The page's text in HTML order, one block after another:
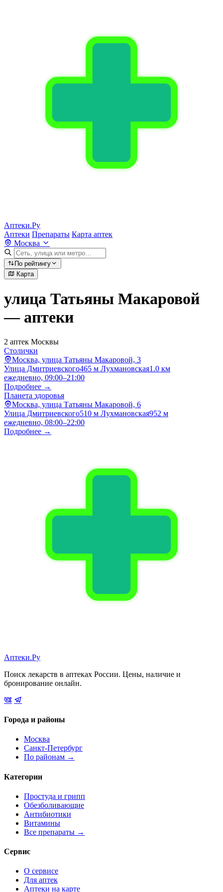
Аптеки.Ру
Аптеки Препараты Карта аптек
Москва
По рейтингу
Карта
улица Татьяны Макаровой
— аптеки
2 аптек Москвы
Столички
Москва, улица Татьяны Макаровой, 3
Улица Дмитриевского465 м Лухмановская1.0 км
ежедневно, 09:00–21:00
Подробнее →
Планета здоровья
Москва, улица Татьяны Макаровой, 6
Улица Дмитриевского510 м Лухмановская952 м
ежедневно, 08:00–22:00
Подробнее →
Аптеки.Ру
Поиск лекарств в аптеках России. Цены, наличие и
бронирование онлайн.
Города и районы
Москва
Санкт-Петербург
По районам →
Категории
Простуда и грипп
Обезболивающие
Антибиотики
Витамины
Все препараты →
Сервис
О сервисе
Для аптек
Аптеки на карте